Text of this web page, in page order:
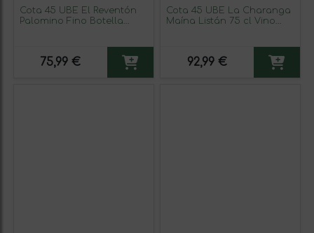
Cota 45 UBE El Reventón
Palomino Fino Botella
75,99 €
Cota 45 UBE La Charanga
Maína Listán 75 cl Vino
92,99 €